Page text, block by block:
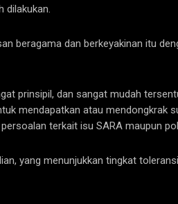
dilakukan.
beragama dan berkeyakinan itu
prinsipil, dan sangat mudah
mendapatkan atau mendongkrak
terkait isu SARA maupun
yang menunjukkan tingkat